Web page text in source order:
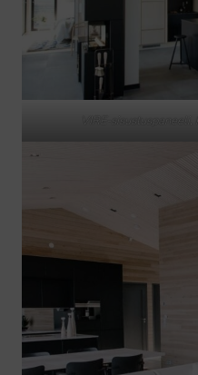
VIRE-sisustuspaneeli,